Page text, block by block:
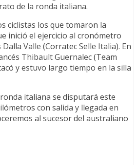
de la ronda italiana.
ciclistas los que tomaron la
inició el ejercicio al cronómetro
Valle (Corratec Selle Italia). En
Thibault Guernalec (Team
y estuvo largo tiempo en la silla
italiana se disputará este
con salida y llegada en
al sucesor del australiano